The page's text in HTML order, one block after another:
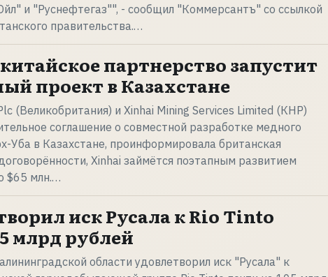
и "Руснефтегаз"", - сообщил "Коммерсантъ" со ссылкой
правительства.…
партнерство запустит
проект в Казахстане
(Великобритания) и Xinhai Mining Services Limited (КНР)
соглашение о совместной разработке медного
Уба в Казахстане, проинформировала британская
Xinhai займётся поэтапным развитием
$65 млн.…
иск Русала к Rio Tinto
млрд рублей
области удовлетворил иск "Русала" к